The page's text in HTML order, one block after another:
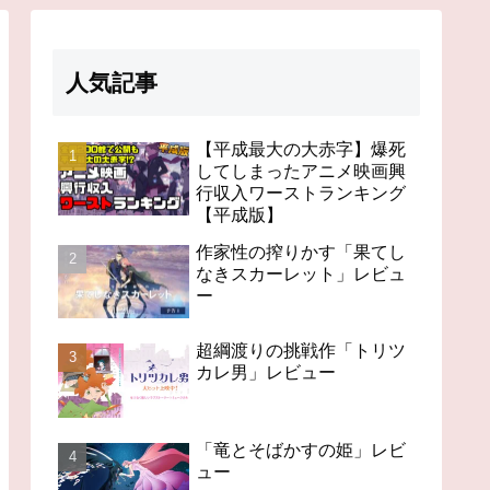
人気記事
【平成最大の大赤字】爆死
してしまったアニメ映画興
行収入ワーストランキング
【平成版】
作家性の搾りかす「果てし
なきスカーレット」レビュ
ー
超綱渡りの挑戦作「トリツ
カレ男」レビュー
「竜とそばかすの姫」レビ
ュー